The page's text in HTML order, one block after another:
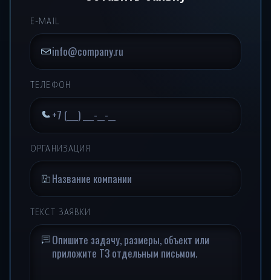
E-MAIL
ТЕЛЕФОН
ОРГАНИЗАЦИЯ
ТЕКСТ ЗАЯВКИ